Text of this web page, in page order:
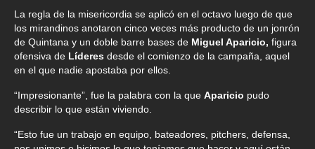
La regla de la misericordia se aplicó en el octavo luego de que
los mirandinos anotaron cinco veces más producto de un jonrón
de Quintana y un doble barre bases de Miguel Aparicio, figura
ofensiva de Líderes desde el comienzo de la campaña, aquel
en el que nadie apostaba por ellos.
“Impresionante”, fue la palabra con la que Aparicio pudo
describir lo que están viviendo.
“Esto fue un trabajo en equipo, bateadores, pitchers, defensa,